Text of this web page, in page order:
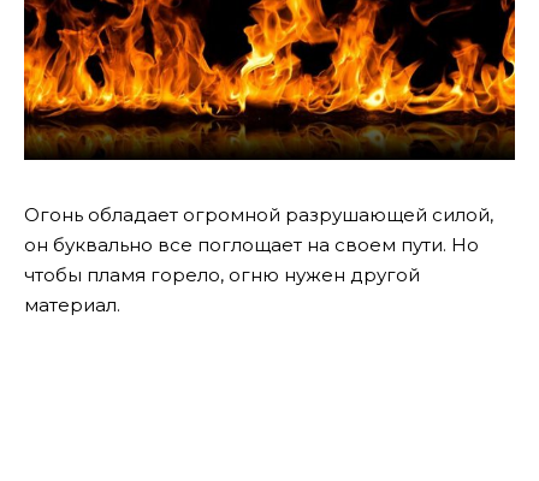
Огонь обладает огромной разрушающей силой,
он буквально все поглощает на своем пути. Но
чтобы пламя горело, огню нужен другой
материал.